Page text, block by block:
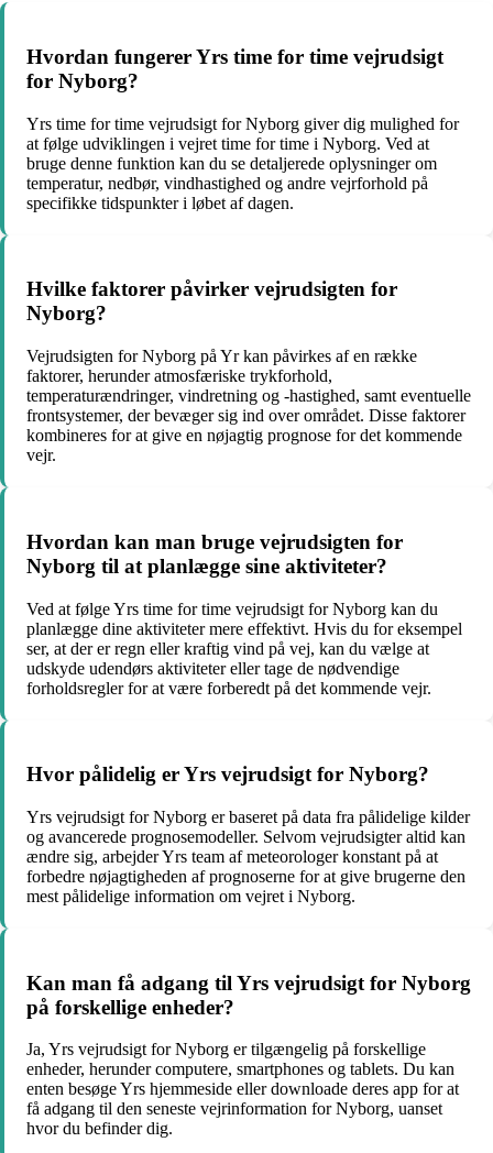
Hvordan fungerer Yrs time for time vejrudsigt
for Nyborg?
Yrs time for time vejrudsigt for Nyborg giver dig mulighed for
at følge udviklingen i vejret time for time i Nyborg. Ved at
bruge denne funktion kan du se detaljerede oplysninger om
temperatur, nedbør, vindhastighed og andre vejrforhold på
specifikke tidspunkter i løbet af dagen.
Hvilke faktorer påvirker vejrudsigten for
Nyborg?
Vejrudsigten for Nyborg på Yr kan påvirkes af en række
faktorer, herunder atmosfæriske trykforhold,
temperaturændringer, vindretning og -hastighed, samt eventuelle
frontsystemer, der bevæger sig ind over området. Disse faktorer
kombineres for at give en nøjagtig prognose for det kommende
vejr.
Hvordan kan man bruge vejrudsigten for
Nyborg til at planlægge sine aktiviteter?
Ved at følge Yrs time for time vejrudsigt for Nyborg kan du
planlægge dine aktiviteter mere effektivt. Hvis du for eksempel
ser, at der er regn eller kraftig vind på vej, kan du vælge at
udskyde udendørs aktiviteter eller tage de nødvendige
forholdsregler for at være forberedt på det kommende vejr.
Hvor pålidelig er Yrs vejrudsigt for Nyborg?
Yrs vejrudsigt for Nyborg er baseret på data fra pålidelige kilder
og avancerede prognosemodeller. Selvom vejrudsigter altid kan
ændre sig, arbejder Yrs team af meteorologer konstant på at
forbedre nøjagtigheden af prognoserne for at give brugerne den
mest pålidelige information om vejret i Nyborg.
Kan man få adgang til Yrs vejrudsigt for Nyborg
på forskellige enheder?
Ja, Yrs vejrudsigt for Nyborg er tilgængelig på forskellige
enheder, herunder computere, smartphones og tablets. Du kan
enten besøge Yrs hjemmeside eller downloade deres app for at
få adgang til den seneste vejrinformation for Nyborg, uanset
hvor du befinder dig.